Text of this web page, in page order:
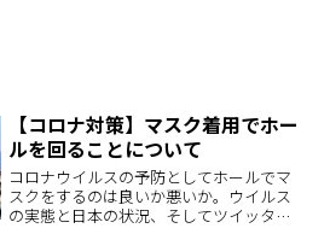
【コロナ対策】マスク着用でホー
ルを回ることについて
コロナウイルスの予防としてホールでマ
スクをするのは良いか悪いか。ウイルス
の実態と日本の状況、そしてツイッター